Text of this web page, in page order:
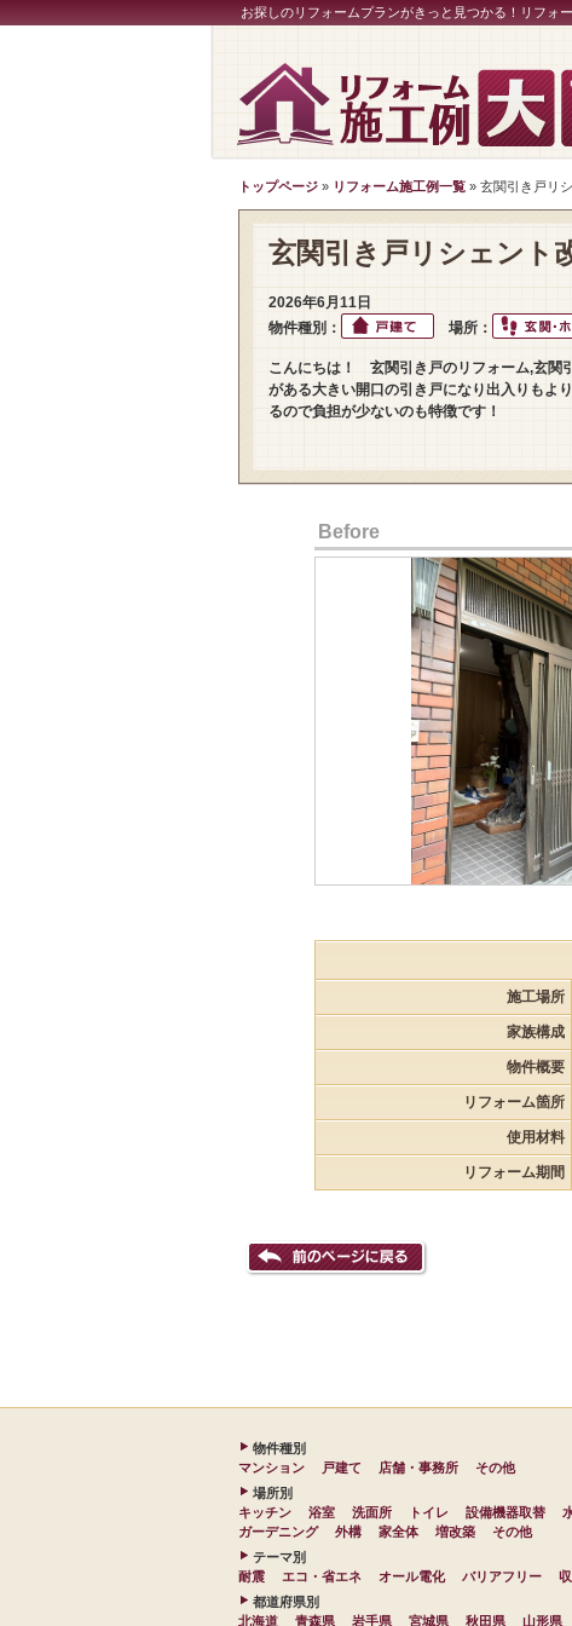
お探しのリフォームプランがきっと見つかる！リフォ
トップページ » リフォーム施工例一覧 » 玄関引き戸リ
玄関引き戸リシェント
2026年6月11日
物件種別：
場所：
こんにちは！ 玄関引き戸のリフォーム,玄関
がある大きい開口の引き戸になり出入りも
るので負担が少ないのも特徴です！
Before
施工場所
家族構成
物件概要
リフォーム箇所
使用材料
リフォーム期間
物件種別
マンション
戸建て 店舗・事務所
その他
場所別
キッチン
浴室 洗面所 トイレ 設備機器取替
ガーデニング
外構 家全体 増改築
その他
テーマ別
耐震
エコ・省エネ オール電化 バリアフリー
都道府県別
北海道
青森県 岩手県 宮城県 秋田県 山形県